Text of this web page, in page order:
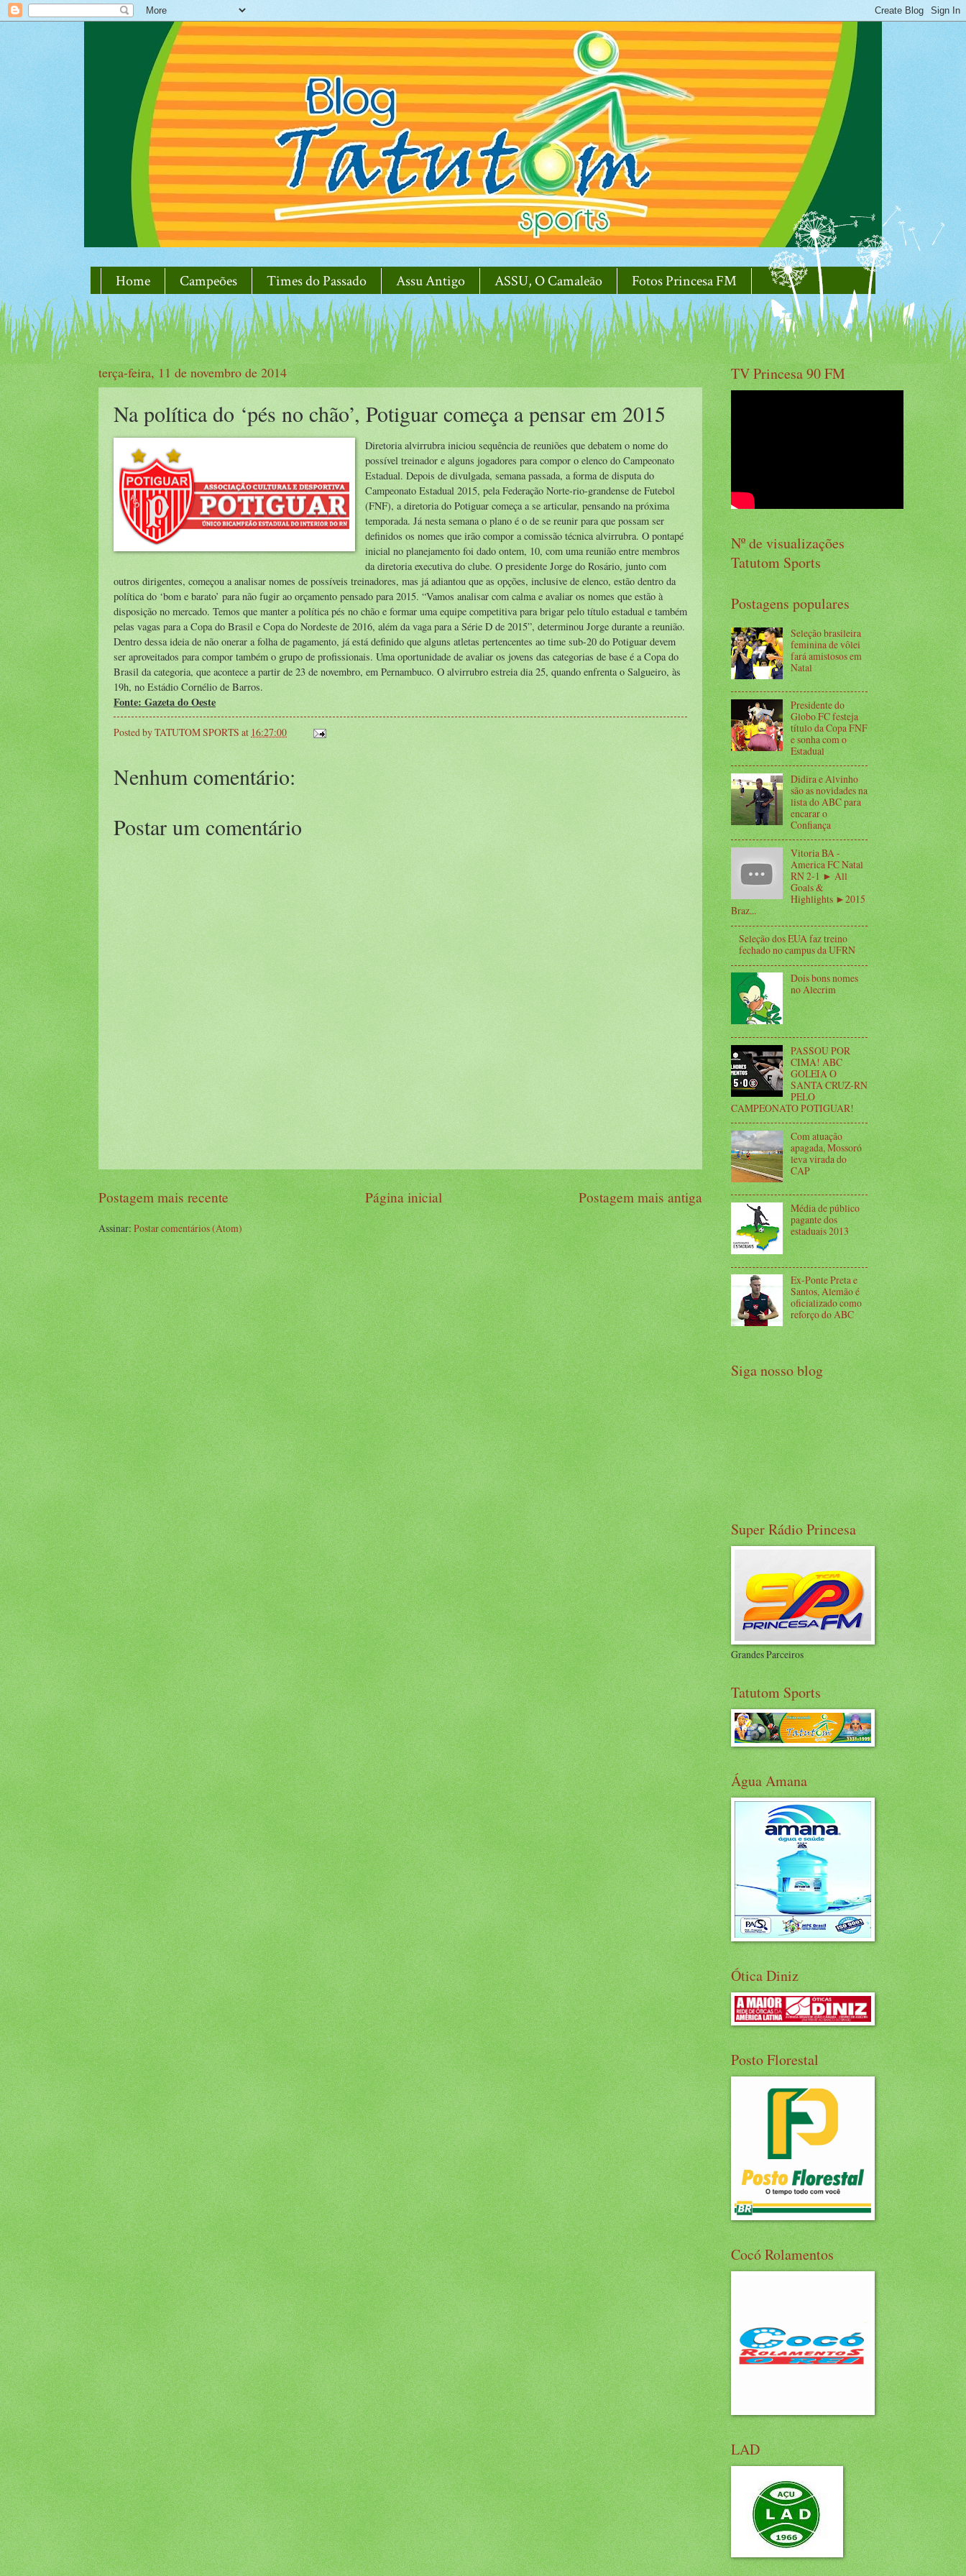
Home Campeões Times do Passado Assu Antigo ASSU, O Camaleão Fotos Princesa FM
terça-feira, 11 de novembro de 2014
Na política do ‘pés no chão’, Potiguar começa a pensar em 2015
Diretoria alvirrubra iniciou sequência de reuniões que debatem o nome do
possível treinador e alguns jogadores para compor o elenco do Campeonato
Estadual. Depois de divulgada, semana passada, a forma de disputa do
Campeonato Estadual 2015, pela Federação Norte-rio-grandense de Futebol
(FNF), a diretoria do Potiguar começa a se articular, pensando na próxima
temporada. Já nesta semana o plano é o de se reunir para que possam ser
definidos os nomes que irão compor a comissão técnica alvirrubra. O pontapé
inicial no planejamento foi dado ontem, 10, com uma reunião entre membros
da diretoria executiva do clube. O presidente Jorge do Rosário, junto com
outros dirigentes, começou a analisar nomes de possíveis treinadores, mas já adiantou que as opções, inclusive de elenco, estão dentro da
política do ‘bom e barato’ para não fugir ao orçamento pensado para 2015. “Vamos analisar com calma e avaliar os nomes que estão à
disposição no mercado. Temos que manter a política pés no chão e formar uma equipe competitiva para brigar pelo título estadual e também
pelas vagas para a Copa do Brasil e Copa do Nordeste de 2016, além da vaga para a Série D de 2015”, determinou Jorge durante a reunião.
Dentro dessa ideia de não onerar a folha de pagamento, já está definido que alguns atletas pertencentes ao time sub-20 do Potiguar devem
ser aproveitados para compor também o grupo de profissionais. Uma oportunidade de avaliar os jovens das categorias de base é a Copa do
Brasil da categoria, que acontece a partir de 23 de novembro, em Pernambuco. O alvirrubro estreia dia 25, quando enfrenta o Salgueiro, às
19h, no Estádio Cornélio de Barros.
Fonte: Gazeta do Oeste
Posted byTATUTOM SPORTS at 16:27:00
Nenhum comentário:
Postar um comentário
Postagem mais recente Postagem mais antiga
Página inicial
Assinar:Postar comentários (Atom)
TV Princesa 90 FM
Nº de visualizações
Tatutom Sports
Postagens populares
Seleção brasileira
feminina de vôlei
fará amistosos em
Natal
Presidente do
Globo FC festeja
título da Copa FNF
e sonha com o
Estadual
Didira e Alvinho
são as novidades na
lista do ABC para
encarar o
Confiança
Vitoria BA -
America FC Natal
RN 2-1 ► All
Goals &
Highlights ►2015
Braz...
Seleção dos EUA faz treino
fechado no campus da UFRN
Dois bons nomes
no Alecrim
PASSOU POR
CIMA! ABC
GOLEIA O
SANTA CRUZ-RN
PELO
CAMPEONATO POTIGUAR!
Com atuação
apagada, Mossoró
leva virada do
CAP
Média de público
pagante dos
estaduais 2013
Ex-Ponte Preta e
Santos, Alemão é
oficializado como
reforço do ABC
Siga nosso blog
Super Rádio Princesa
Grandes Parceiros
Tatutom Sports
Água Amana
Ótica Diniz
Posto Florestal
Cocó Rolamentos
LAD